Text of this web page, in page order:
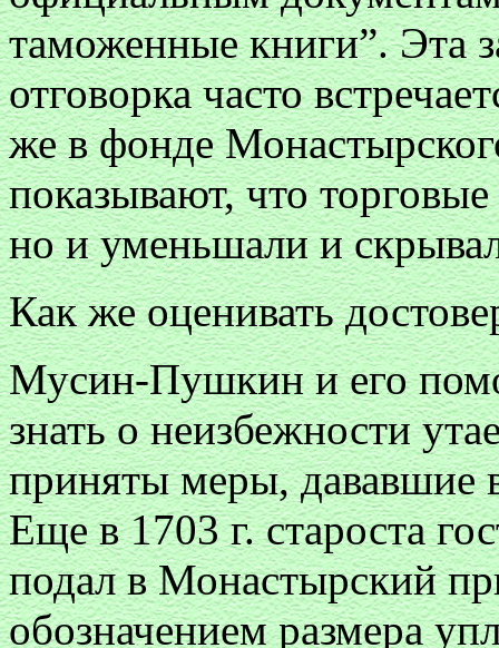
таможенные книги”. Эта
отговорка часто
же в фонде
показывают, что
но и уменьшали и
Как же оценивать
Мусин-Пушкин и его
знать о неизбежности
приняты меры, дававшие
Еще в 1703 г. староста
подал в Монастырский
обозначением размера